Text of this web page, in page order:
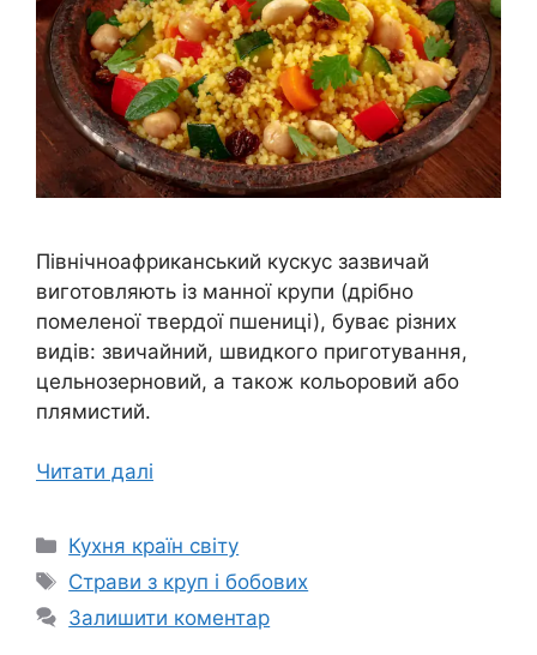
Північноафриканський кускус зазвичай
виготовляють із манної крупи (дрібно
помеленої твердої пшениці), буває різних
видів: звичайний, швидкого приготування,
цельнозерновий, а також кольоровий або
плямистий.
Читати далі
Категорії
Кухня країн світу
Позначки
Страви з круп і бобових
Залишити коментар